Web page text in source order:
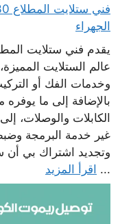
الجهراء
يقدم فني ستلايت
عالم الستلايت
وخدمات الفك أو
بالإضافة إلى ما
الكابلات والوصلات،
غير خدمة البرمجة
وتجديد اشتراك بي أن
... اقرأ المزيد